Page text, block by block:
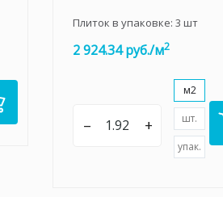
Плиток в упаковке: 3 шт
2 924.34 руб./м2
– +
м2
шт.
упак.